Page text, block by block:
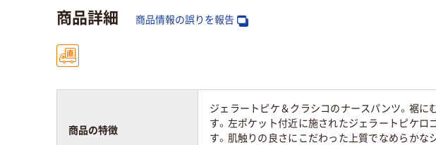
商品詳細 商品情報の誤りを報告
商品の特徴
ジェラートピケ＆クラシコのナースパンツ。裾に
す。左ポケット付近に施されたジェラートピケ
す。肌触りの良さにこだわった上質でなめらかな